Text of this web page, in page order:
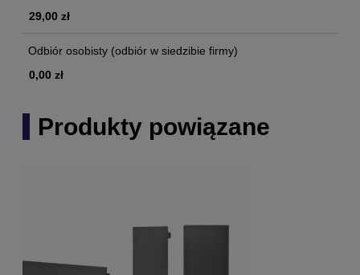
29,00 zł
Odbiór osobisty (odbiór w siedzibie firmy)
0,00 zł
Produkty powiązane